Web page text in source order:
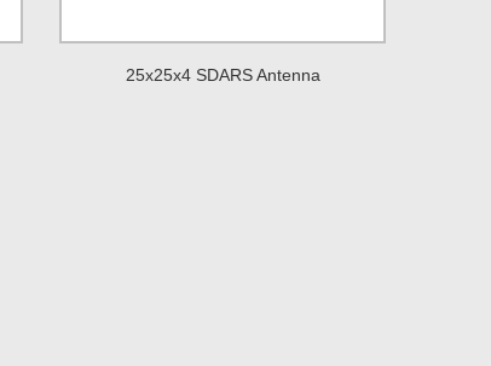
25x25x4 SDARS Antenna